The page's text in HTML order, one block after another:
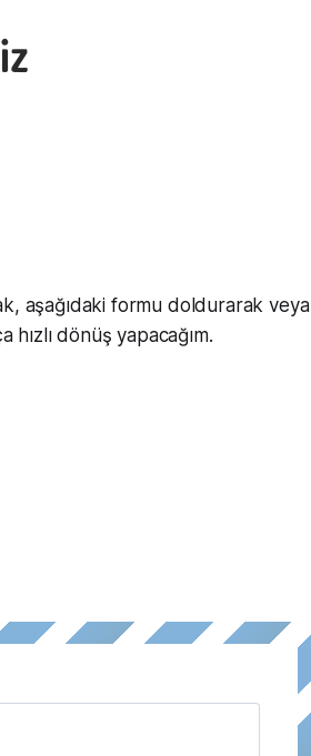
aşağıdaki formu doldurarak veya
hızlı dönüş yapacağım.